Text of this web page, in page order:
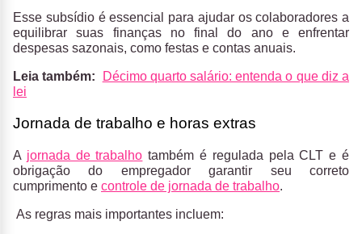
Esse subsídio é essencial para ajudar os colaboradores a
equilibrar suas finanças no final do ano e enfrentar
despesas sazonais, como festas e contas anuais.
Leia também:
Décimo quarto salário: entenda o que diz a
lei
Jornada de trabalho e horas extras
A jornada de trabalho também é regulada pela CLT e é
obrigação do empregador garantir seu correto
cumprimento e controle de jornada de trabalho.
As regras mais importantes incluem: